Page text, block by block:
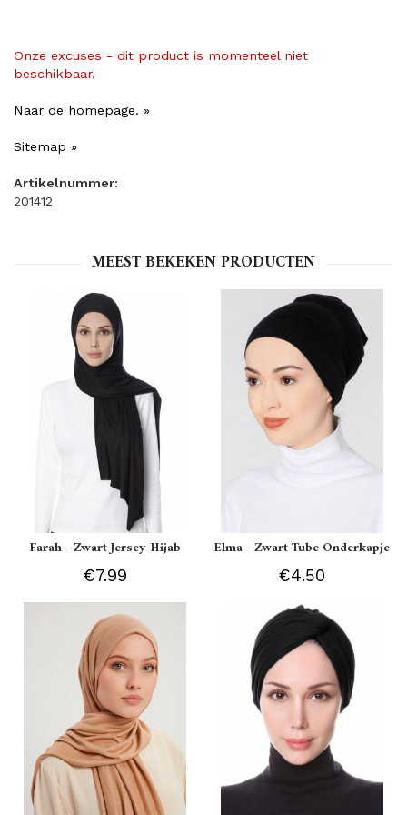
Onze excuses - dit product is momenteel niet
beschikbaar.
Naar de homepage. »
Sitemap »
Artikelnummer:
201412
MEEST BEKEKEN PRODUCTEN
Farah - Zwart Jersey Hijab
€7.99
Elma - Zwart Tube Onderkapje
€4.50